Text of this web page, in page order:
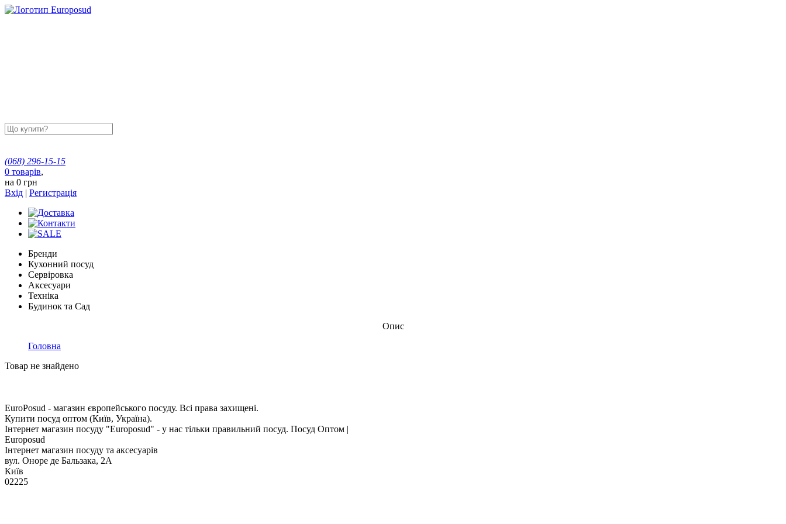
(068) 296-15-15
0 товарів,
на 0 грн
Вхід | Регистрація
Бренди
Кухонний посуд
Сервіровка
Аксесуари
Техніка
Будинок та Сад
Опис
Головна
Товар не знайдено
EuroPosud - магазин європейського посуду. Всі права захищені.
Купити посуд оптом (Київ, Україна).
Інтернет магазин посуду "Europosud" - у нас тільки правильний посуд. Посуд Оптом |
Europosud
Інтернет магазин посуду та аксесуарів
вул. Оноре де Бальзака, 2А
Київ
02225